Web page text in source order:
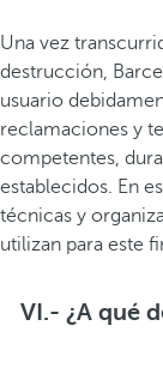
Una vez
destrucción,
usuario
reclamaciones y
competentes,
establecidos. En
técnicas y
utilizan para este
VI.- ¿A qué